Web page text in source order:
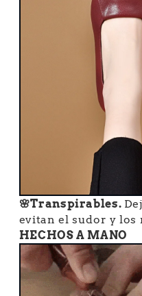
🌸Transpirables.
evitan el sudor y los
HECHOS A MANO